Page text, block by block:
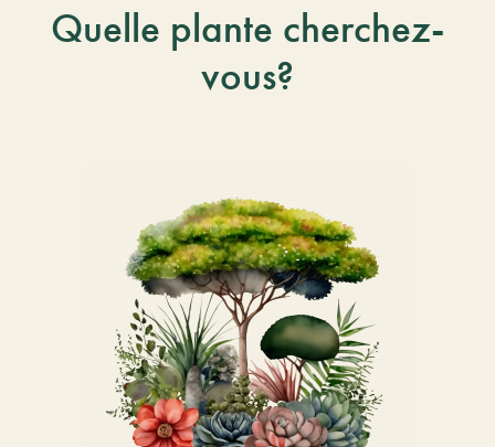
Quelle plante cherchez-
vous?